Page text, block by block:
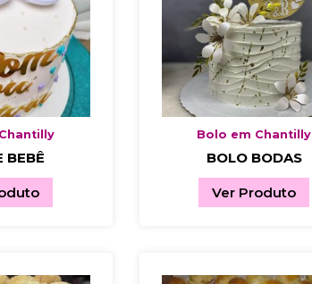
BEBÊ
Bolo em Chantilly
BOLO BODAS
Ver Produto